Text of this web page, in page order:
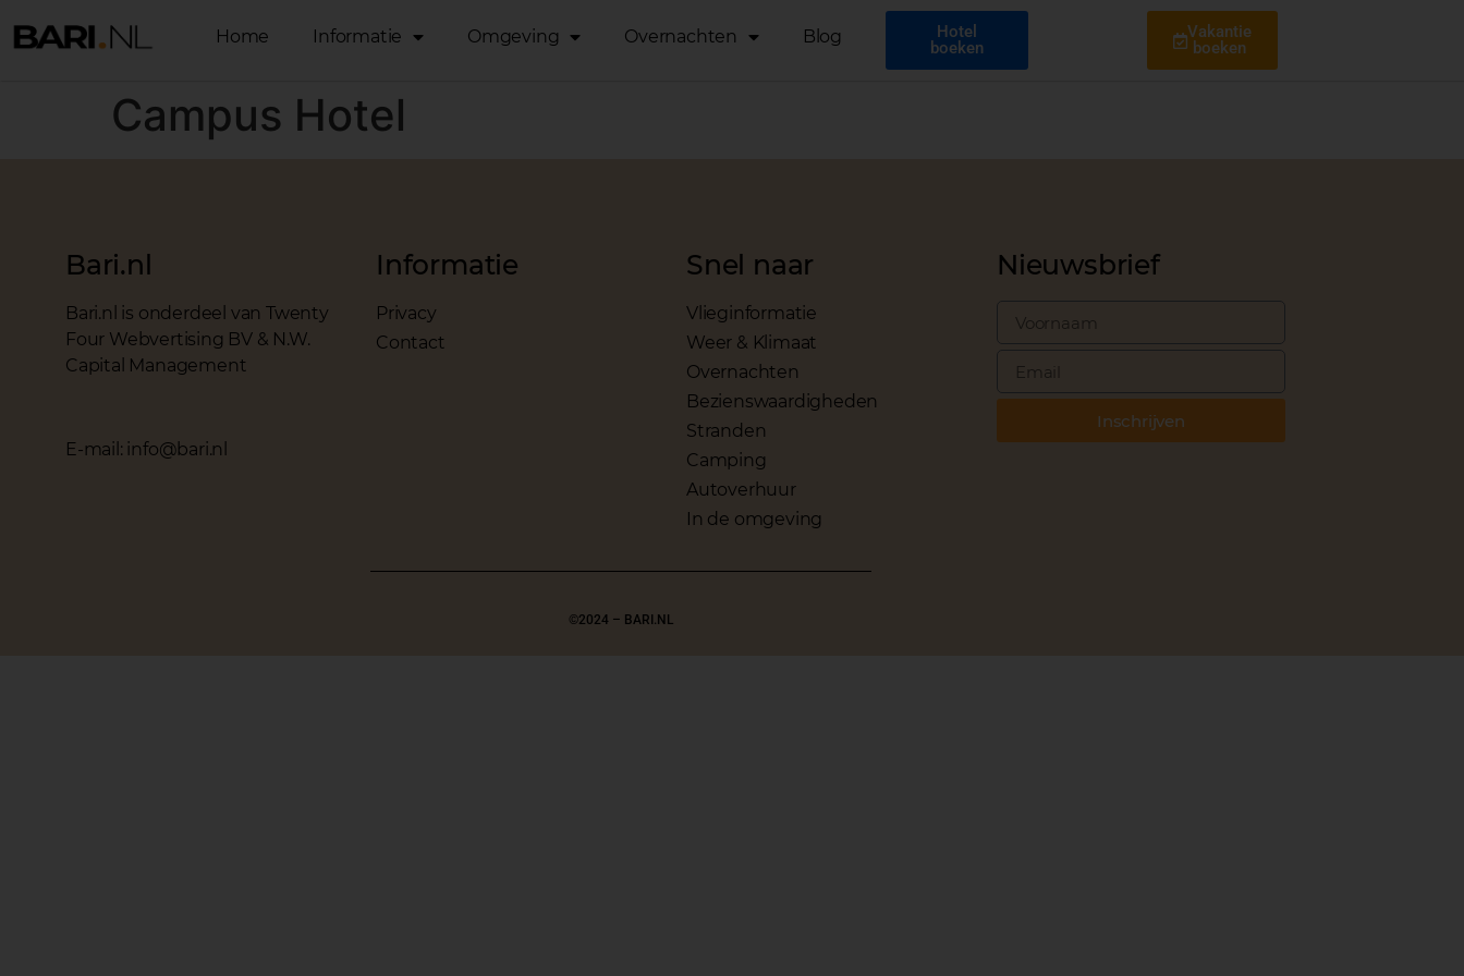
Home Informatie Omgeving Overnachten Blog
Hotel
boeken
Vakantie
boeken
Campus Hotel
Bari.nl
Bari.nl is onderdeel van Twenty
Four Webvertising BV & N.W.
Capital Management
E-mail: info@bari.nl
Informatie
Privacy
Contact
Snel naar
Vlieginformatie
Weer & Klimaat
Overnachten
Bezienswaardigheden
Stranden
Camping
Autoverhuur
In de omgeving
Nieuwsbrief
Inschrijven
©2024 – BARI.NL